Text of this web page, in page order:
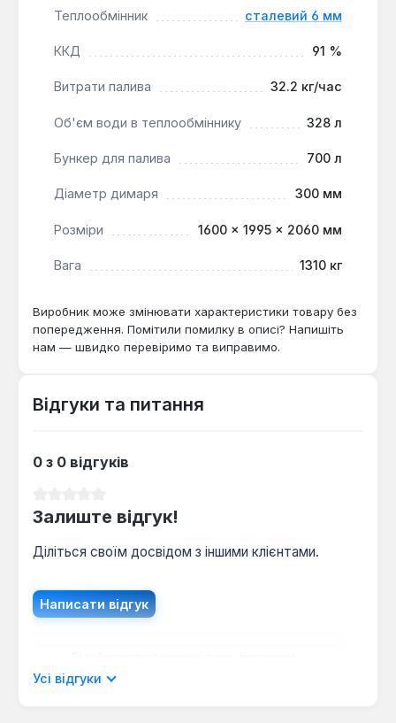
примусову, так і гравітаційну циркуляцію води,
відключення електроенергії.
Чотириходовий теплообмінник:Забезпечує
теплообмін.
великих об'єктів, де потрібна висока потужність
ідеально підходить для використання в
будівлях, а також у великих житлових
палива, що відповідає стандартам DIN plus.
Теплообмінник сталевий 6 мм
ККД 91 %
Витрати палива 32.2 кг/час
Об'єм води в теплообміннику 328 л
Бункер для палива 700 л
Діаметр димаря 300 мм
Розміри 1600 × 1995 × 2060 мм
Вага 1310 кг
Виробник може змінювати характеристики товару без
попередження. Помітили помилку в описі? Напишіть
нам — швидко перевіримо та виправимо.
Відгуки та питання
0 з 0 відгуків
Залиште відгук!
Діліться своїм досвідом з іншими клієнтами.
Написати відгук
мовою.
Усі відгуки